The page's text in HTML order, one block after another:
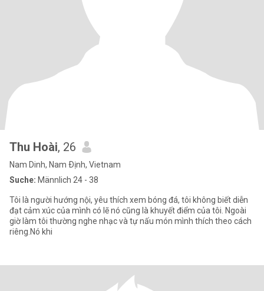
Thu Hoài, 26
Nam Dinh, Nam Ðịnh, Vietnam
Suche: Männlich 24 - 38
Tôi là người hướng nội, yêu thích xem bóng đá, tôi không biết diễn
đạt cảm xúc của mình có lẽ nó cũng là khuyết điểm của tôi. Ngoài
giờ làm tôi thường nghe nhạc và tự nấu món mình thích theo cách
riêng.Nó khi